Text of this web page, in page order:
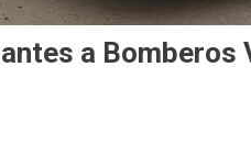
a Bomberos